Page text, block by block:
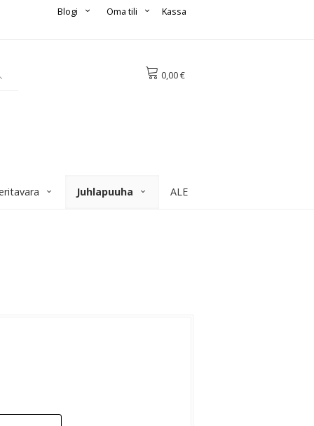
Kassa
Oma tili
Blogi
0,00 €
Juhlapuuha ALE